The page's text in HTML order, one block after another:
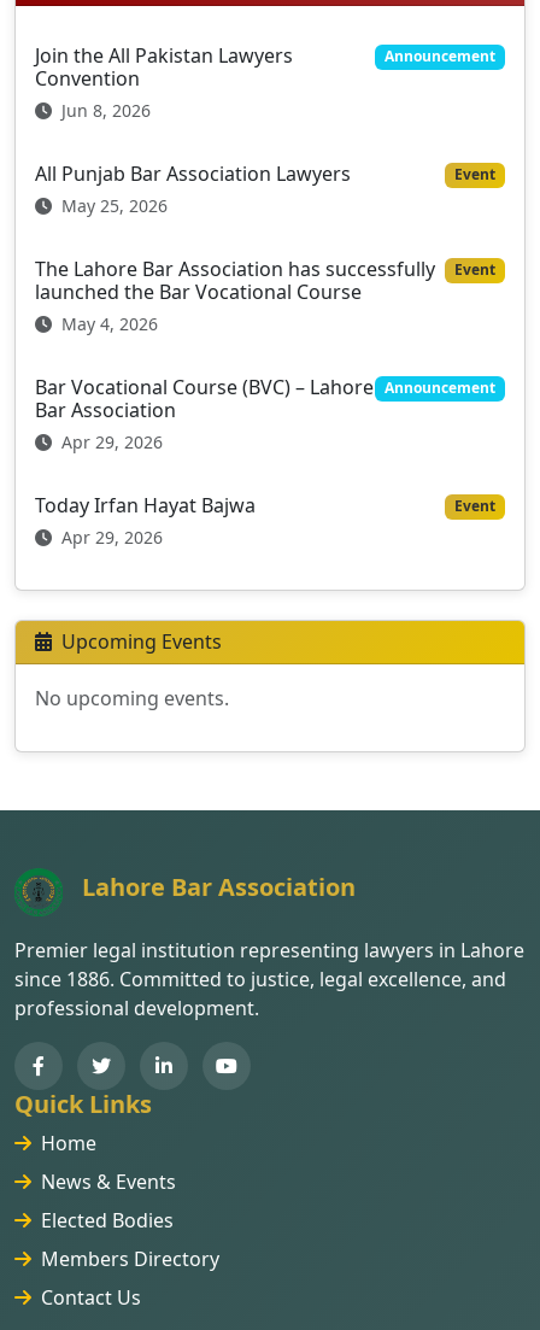
Join the All Pakistan Lawyers
Convention
Announcement
Jun 8, 2026
All Punjab Bar Association Lawyers Event
May 25, 2026
The Lahore Bar Association has successfully
launched the Bar Vocational Course
Event
May 4, 2026
Bar Vocational Course (BVC) – Lahore
Bar Association
Announcement
Apr 29, 2026
Today Irfan Hayat Bajwa Event
Apr 29, 2026
Upcoming Events
No upcoming events.
Lahore Bar Association
Premier legal institution representing lawyers in Lahore
since 1886. Committed to justice, legal excellence, and
professional development.
Quick Links
Home
News & Events
Elected Bodies
Members Directory
Contact Us